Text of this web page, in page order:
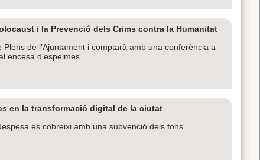
i la Prevenció dels Crims contra la Humanitat
de l’Ajuntament i comptarà amb una conferència a
encesa d'espelmes.
en la transformació digital de la ciutat
es cobreixi amb una subvenció dels fons